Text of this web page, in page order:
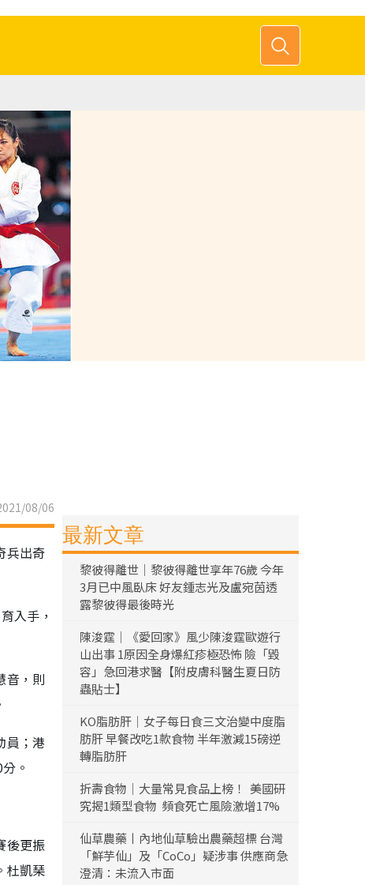
08/06
兵出奇
入手，
音，則
員；港
。
後更振
杜凱琹
最新文章
黎彼得離世｜黎彼得離世享年76歲 今年
3月已中風臥床 好友鍾志光及盧宛茵透
露黎彼得最後時光
陳浚霆｜《愛回家》風少陳浚霆歐遊行
山出事 1原因全身爆紅疹極恐怖 險「毀
容」急回港求醫【附皮膚科醫生夏日防
蟲貼士】
KO脂肪肝｜女子每日食三文治變中度脂
肪肝 早餐改吃1款食物 半年激減15磅逆
轉脂肪肝
折壽食物｜大量常見食品上榜！ 美國研
究揭1類型食物 頻食死亡風險激增17%
仙草農藥丨內地仙草驗出農藥超標 台灣
「鮮芋仙」及「CoCo」疑涉事 供應商急
澄清：未流入市面